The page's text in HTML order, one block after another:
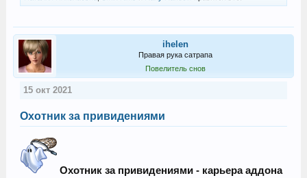
ihelen
Правая рука сатрапа
Повелитель снов
15 окт 2021
Охотник за привидениями
Охотник за привидениями - карьера аддона